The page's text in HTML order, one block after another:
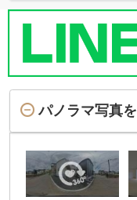
パノラマ写真